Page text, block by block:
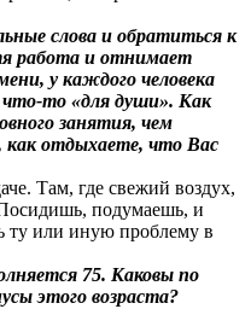
слова и обратиться к
работа и отнимает
у каждого человека
что-то «для души». Как
занятия, чем
как отдыхаете, что Вас
Там, где свежий воздух,
подумаешь, и
ту или иную проблему в
75. Каковы по
этого возраста?